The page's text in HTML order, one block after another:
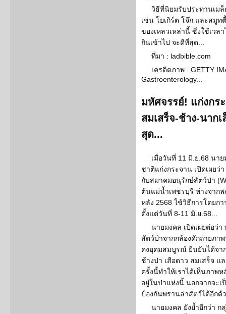
วิธีที่นิยมรับประทานเมล็
เช่น โยเกิร์ต โจ๊ก และสมูท
ของเหลวเหล่านี้ ซึ่งใช้เวล
กินเข้าไป จะดีที่สุด...
ที่มา : ladbible.com
เครดิตภาพ : GETTY
Gastroenterology...
มหัศจรรย์! แก่งกร
สมเสร็จ-ช้าง-นาก
สุด...
เมื่อวันที่ 11 มิ.ย.68 นา
ชาติแก่งกระจาน เปิดเผยว่
กับสมาคมอนุรักษ์สัตว์ป่า
ต้นแม่น้ำเพชรบุรี ห่างจาก
หลัง 2568 ใช้วิธีการโดยกา
ตั้งแต่วันที่ 8-11 มิ.ย.68...
นายมงคล เปิดเผยต่อว่
สัตว์ป่าจากกล้องดักถ่ายภา
คงอุดมสมบูรณ์ ยืนยันได้จา
ช้างป่า เสือดาว สมเสร็จ
ครั้งนี้ทำให้เราได้เห็นภาพ
อยู่ในป่าแห่งนี้ นอกจากจะ
ป้องกันพรานล่าสัตว์ได้อีกด้
นายมงคล ยังย้ำอีกว่า